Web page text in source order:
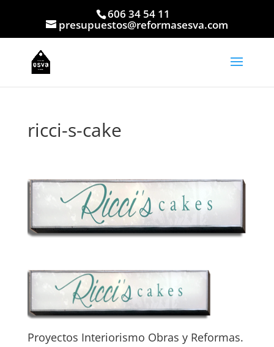
606 34 54 11
presupuestos@reformasesva.com
ricci-s-cake
Proyectos Interiorismo Obras y Reformas.